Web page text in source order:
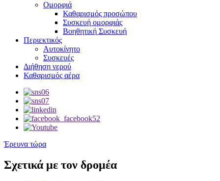
Ομορφιά
Καθαρισμός προσώπου
Συσκευή ομορφιάς
Βοηθητική Συσκευή
Περιεκτικός
Αυτοκίνητο
Συσκευές
Διήθηση νερού
Καθαρισμός αέρα
Έρευνα τώρα
Σχετικά με τον δρομέα